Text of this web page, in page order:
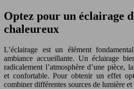
Optez pour un éclairage
chaleureux
L’éclairage est un élément
ambiance accueillante. Un éclairage
radicalement l’atmosphère d’une pièce,
et confortable. Pour obtenir un effet
combiner différentes sources de lumière